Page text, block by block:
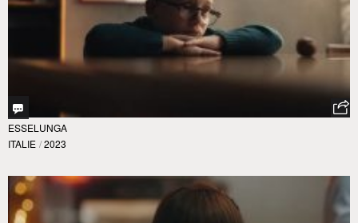
ESSELUNGA
ITALIE / 2023